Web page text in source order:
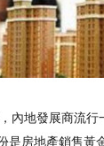
內地發展商流行
是房地產銷售黃